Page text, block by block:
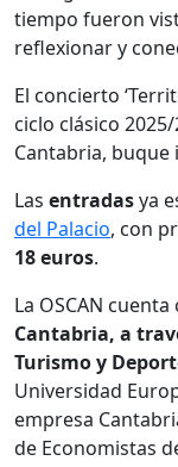
tiempo fueron
reflexionar y
El concierto
ciclo clásico
Cantabria,
Las entradasya
del Palacio, con
18 euros.
La OSCAN cuenta
Cantabria, a
Turismo y
Universidad
empresa
de Economistas